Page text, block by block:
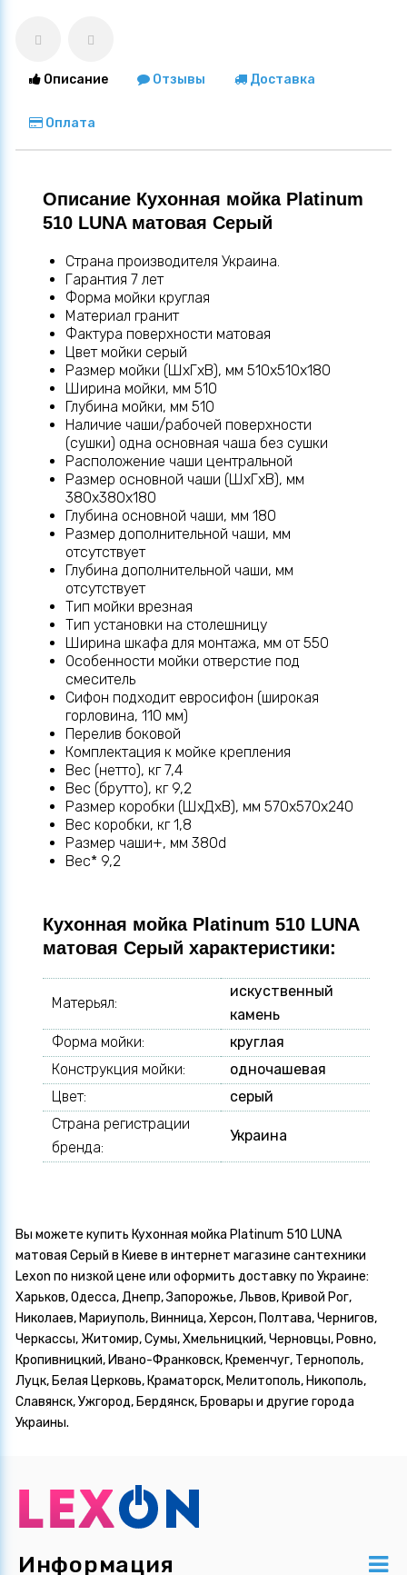
Описание Отзывы Доставка
Оплата
Описание Кухонная мойка Platinum
510 LUNA матовая Серый
Страна производителя Украина.
Гарантия 7 лет
Форма мойки круглая
Материал гранит
Фактура поверхности матовая
Цвет мойки серый
Размер мойки (ШхГхВ), мм 510x510x180
Ширина мойки, мм 510
Глубина мойки, мм 510
Наличие чаши/рабочей поверхности
(сушки) одна основная чаша без сушки
Расположение чаши центральной
Размер основной чаши (ШхГхВ), мм
380x380x180
Глубина основной чаши, мм 180
Размер дополнительной чаши, мм
отсутствует
Глубина дополнительной чаши, мм
отсутствует
Тип мойки врезная
Тип установки на столешницу
Ширина шкафа для монтажа, мм от 550
Особенности мойки отверстие под
смеситель
Сифон подходит евросифон (широкая
горловина, 110 мм)
Перелив боковой
Комплектация к мойке крепления
Вес (нетто), кг 7,4
Вес (брутто), кг 9,2
Размер коробки (ШхДхВ), мм 570х570х240
Вес коробки, кг 1,8
Размер чаши+, мм 380d
Вес* 9,2
Кухонная мойка Platinum 510 LUNA
матовая Серый характеристики:
Матерьял:
искуственный
камень
Форма мойки:
круглая
Конструкция мойки:
одночашевая
Цвет:
серый
Страна регистрации
бренда:
Украина
Вы можете купить Кухонная мойка Platinum 510 LUNA
матовая Серый в Киеве в интернет магазине сантехники
Lexon по низкой цене или оформить доставку по Украине:
Харьков, Одесса, Днепр, Запорожье, Львов, Кривой Рог,
Николаев, Мариуполь, Винница, Херсон, Полтава, Чернигов,
Черкассы, Житомир, Сумы, Хмельницкий, Черновцы, Ровно,
Кропивницкий, Ивано-Франковск, Кременчуг, Тернополь,
Луцк, Белая Церковь, Краматорск, Мелитополь, Никополь,
Славянск, Ужгород, Бердянск, Бровары и другие города
Украины.
Информация